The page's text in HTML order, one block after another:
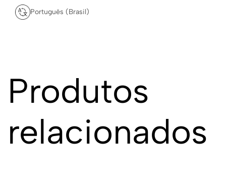
Português (Brasil)
Produtos
relacionados